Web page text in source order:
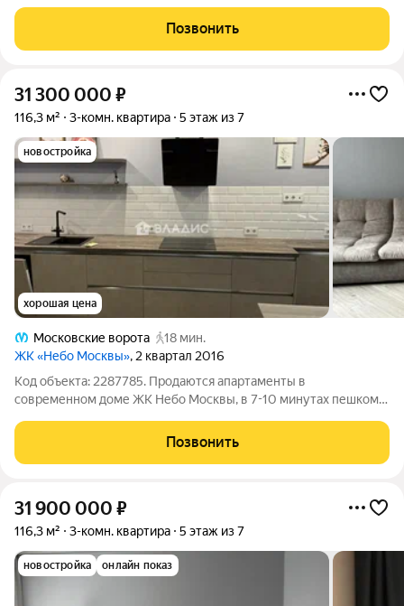
Компании "Ленстроймонолит"! О квартире: Линейная
планировка - все окна выходят на
Позвонить
31 300 000 ₽
116,3 м² 3-комн. квартира 5 этаж из 7
новостройка
хорошая цена
Московские ворота
18 мин.
ЖК «Небо Москвы», 2 квартал 2016
Код объекта: 2287785. Продаются апартаменты в
современном доме ЖК Небо Москвы, в 7-10 минутах пешком
жилая - 57,6 кв. м. Квартира расположена на 5 этаже 7-
этажного монолитного дома,
Позвонить
31 900 000 ₽
116,3 м² 3-комн. квартира 5 этаж из 7
новостройка онлайн показ